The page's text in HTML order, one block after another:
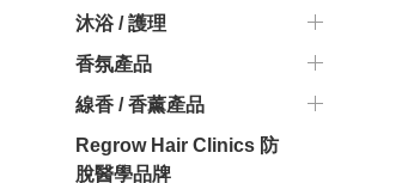
沐浴 / 護理
香氛產品
線香 / 香薰產品
Regrow Hair Clinics 防
脫醫學品牌